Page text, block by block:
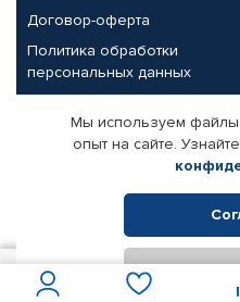
Договор-оферта
Политика обработки
персональных данных
Партнерам
Корпоративным клиентам
Поставщикам
© КАМАЗ ЦЕНТР ДОНЕЦК, 2015-
Интернет-магазин
Мы используем файлы
опыт на сайте.